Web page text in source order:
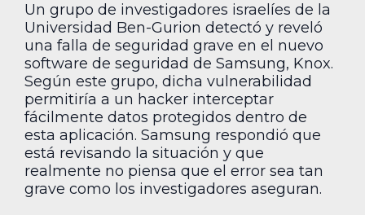
Un grupo de investigadores israelíes de la
Universidad Ben-Gurion detectó y reveló
una falla de seguridad grave en el nuevo
software de seguridad de Samsung, Knox.
Según este grupo, dicha vulnerabilidad
permitiría a un hacker interceptar
fácilmente datos protegidos dentro de
esta aplicación. Samsung respondió que
está revisando la situación y que
realmente no piensa que el error sea tan
grave como los investigadores aseguran.